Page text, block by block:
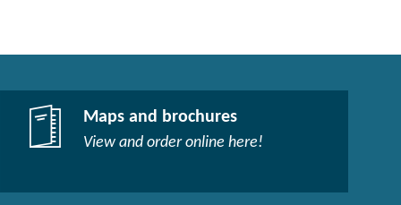
Maps and brochures
View and order online here!​